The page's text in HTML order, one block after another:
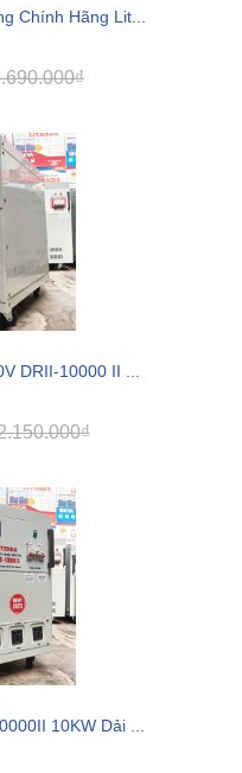
Chính Hãng Lit...
DRII-10000 II ...
10KW Dải ...